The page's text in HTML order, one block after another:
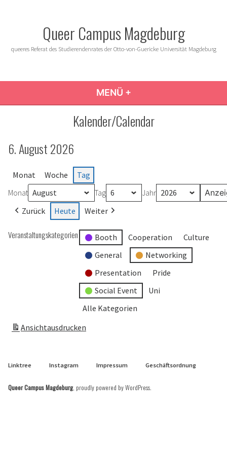
Queer Campus Magdeburg
queeres Referat des Studierendenrates der Otto-von-Guericke Universität Magdeburg
MENÜ +
Kalender/Calendar
6. August 2026
Monat Woche Tag
Monat Tag Jahr
Zurück Heute Weiter
Veranstaltungskategorien Booth Cooperation
Culture
General
Networking
Presentation
Pride
Social Event
Uni
Alle Kategorien
Ansichtausdrucken
Linktree Instagram Impressum Geschäftsordnung
Queer Campus Magdeburg, proudly powered by WordPress.